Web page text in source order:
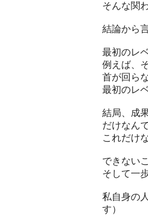
そんな関
結論から
最初のレ
例えば、
首が回ら
最初のレ
結局、成
だけなん
これだけ
できない
そして一
私自身の
す）